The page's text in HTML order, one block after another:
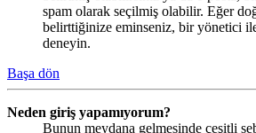
spam olarak seçilmiş olabilir. Eğer
belirttiğinize eminseniz, bir yönetici
deneyin.
Başa dön
Neden giriş yapamıyorum?
Bunun meydana gelmesinde çeşitli